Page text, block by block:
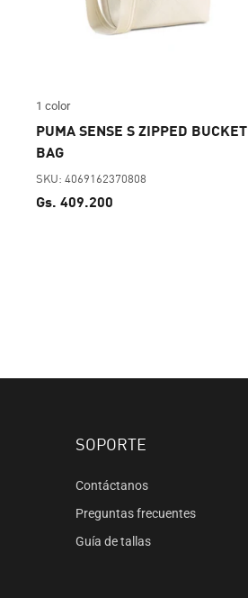
1 color
PUMA SENSE S ZIPPED BUCKET
BAG
SKU: 4069162370808
Gs. 409.200
SOPORTE
Contáctanos
Preguntas frecuentes
Guía de tallas